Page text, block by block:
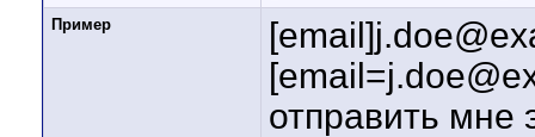
Пример
отправить мне